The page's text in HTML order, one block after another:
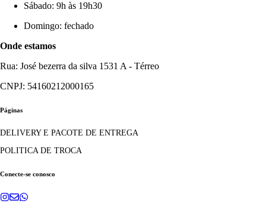
Sábado: 9h às 19h30
Domingo: fechado
Onde estamos
Rua: José bezerra da silva 1531 A - Térreo
CNPJ: 54160212000165
Páginas
DELIVERY E PACOTE DE ENTREGA
POLITICA DE TROCA
Conecte-se conosco